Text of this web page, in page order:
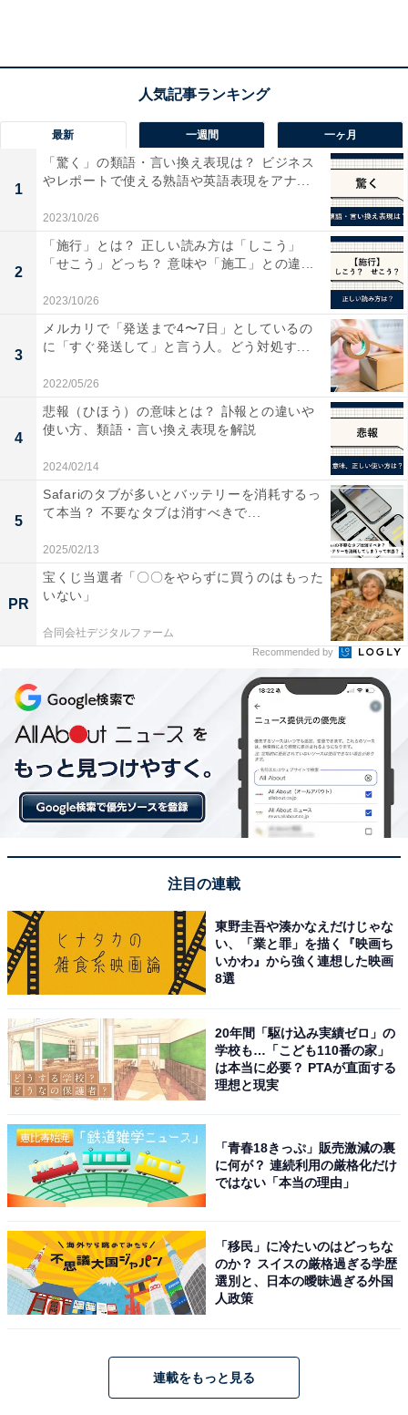
北海道・東北「2021年 女性の平均年収TOP3」
第1位：青森県（321万円）
1位は、平均321万円で「青森県」でした。青森県全体の
平均は364万円で全国39位、女性平均と比較すると−43万
円の開きがあります。2位の岩手県との差は4万円です。
北海道・東北地方全体の平均年収は369万円、女性全体
の平均は314万円、生涯賃金は1億5468万円という結果で
した。過去5年間の推移（女性・全国）を見ると2017年
は351万円、2019年は345万円、2021年は345万円と、
やや減少傾向にあるもののほぼ横ばいとなっています。
＞次ページ：7位までのランキング結果
【おすすめ記事】
・
2021年最新「関東の平均年収」ランキング！ 3位 千葉県
（408万円）、2位 神奈川県（422万円）、1位は？
・
2021年最新版「関西の平均年収」ランキング！ 3位 奈良
県（384万円）、2位 滋賀県（391万円）、1位は？
・
北信越「女性の平均年収が高い県」TOP3！ 3位 長野県
関東「女性の平均年収が高い都県」 3位 千葉県（340万
最新 一週間 一ヶ月
1
「驚く」の類語・言い換え表現は？ ビジネス
やレポートで使える熟語や英語表現をアナ...
2023/10/26
2
「施行」とは？ 正しい読み方は「しこう」
「せこう」どっち？ 意味や「施工」との違...
2023/10/26
3
メルカリで「発送まで4〜7日」としているの
に「すぐ発送して」と言う人。どう対処す...
2022/05/26
4
悲報（ひほう）の意味とは？ 訃報との違いや
使い方、類語・言い換え表現を解説
2024/02/14
5
Safariのタブが多いとバッテリーを消耗するっ
て本当？ 不要なタブは消すべきで...
2025/02/13
PR
宝くじ当選者「〇〇をやらずに買うのはもった
いない」
合同会社デジタルファーム
Recommended by
注目の連載
東野圭吾や湊かなえだけじゃな
い、「業と罪」を描く『映画ち
いかわ』から強く連想した映画
8選
20年間「駆け込み実績ゼロ」の
学校も…「こども110番の家」
は本当に必要？ PTAが直面する
理想と現実
「青春18きっぷ」販売激減の裏
に何が？ 連続利用の厳格化だけ
ではない「本当の理由」
「移民」に冷たいのはどっちな
のか？ スイスの厳格過ぎる学歴
選別と、日本の曖昧過ぎる外国
人政策
連載をもっと見る